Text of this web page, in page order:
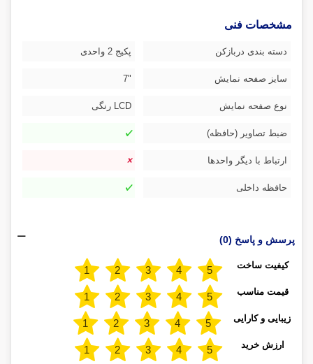
مشخصات فنی
دسته بندی دربازکن پکیج 2 واحدی
سایز صفحه نمایش "7
نوع صفحه نمایش LCD رنگی
ضبط تصاویر (حافظه)
ارتباط با دیگر واحدها
حافظه داخلی
پرسش و پاسخ (0)
کیفیت ساخت
قیمت مناسب
زیبایی و کارایی
ارزش خرید